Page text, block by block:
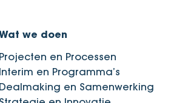
we doen
Projecten en Processen
Interim en Programma’s
Dealmaking en Samenwerking